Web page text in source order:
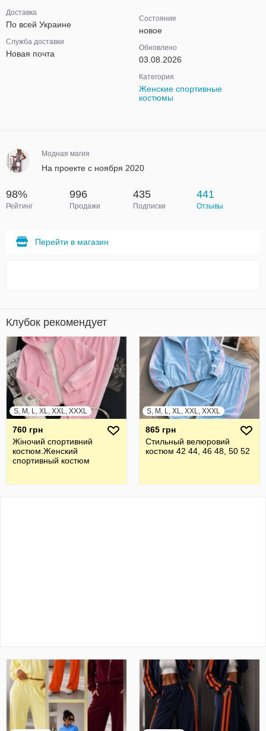
Доставка
По всей Украине
Служба доставки
Новая почта
Состояние
новое
Обновлено
03.08.2026
Категория
Женские спортивные
костюмы
Модная магия
На проекте с ноября 2020
98%
Рейтинг
996
Продажи
435
Подписки
441
Отзывы
Перейти в магазин
Клубок рекомендует
S, M, L, XL, XXL, XXXL
760 грн
Жiночий спортивний
костюм.Женский
спортивный костюм
S, M, L, XL, XXL, XXXL
865 грн
Стильный велюровий
костюм 42 44, 46 48, 50 52